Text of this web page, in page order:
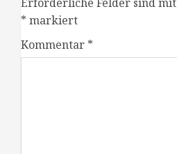
Erforderliche Felder sind mit
* markiert
Kommentar *